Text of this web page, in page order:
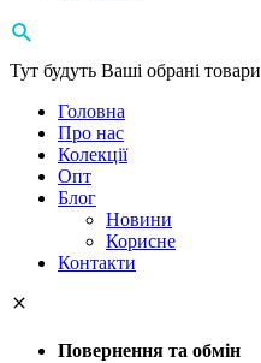
Тут будуть Ваші обрані товари
Головна
Про нас
Колекції
Опт
Блог
Новини
Корисне
Контакти
Повернення та обмін